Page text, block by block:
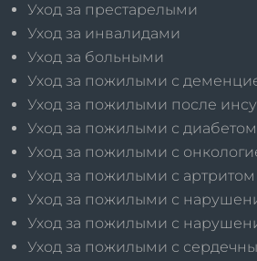
Уход за престарелыми
Уход за инвалидами
Уход за больными
Уход за пожилыми с
Уход за пожилыми после
Уход за пожилыми с диабетом
Уход за пожилыми с
Уход за пожилыми с артритом
Уход за пожилыми с
Уход за пожилыми с
Уход за пожилыми с